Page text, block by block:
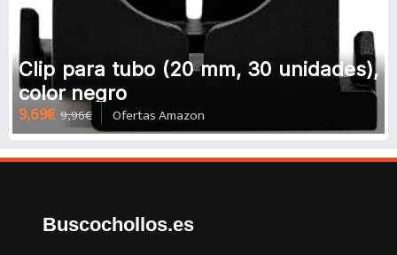
Clip para tubo (20 mm, 30 unidades),
color negro
9,69€ 9,96€ Ofertas Amazon
Buscochollos.es